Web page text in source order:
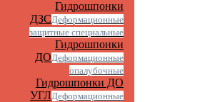
Гидрошпонки
ДЗСДеформационные
защитные специальные
Гидрошпонки
ДОДеформационные
опалубочные
Гидрошпонки ДО
УГЛДеформационные